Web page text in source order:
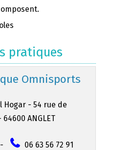
pratiques
Omnisports
Hogar - 54 rue de
ANGLET
- 06 63 56 72 91